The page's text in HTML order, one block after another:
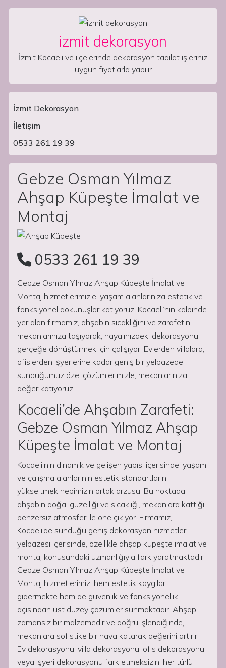
izmit dekorasyon
İzmit Kocaeli ve ilçelerinde dekorasyon tadilat işleriniz
uygun fiyatlarla yapılır
Main Navigation
İzmit Dekorasyon
İletişim
0533 261 19 39
Gebze Osman Yılmaz
Ahşap Küpeşte İmalat ve
Montaj
0533 261 19 39
Gebze Osman Yılmaz Ahşap Küpeşte İmalat ve
Montaj hizmetlerimizle, yaşam alanlarınıza estetik ve
fonksiyonel dokunuşlar katıyoruz. Kocaeli’nin kalbinde
yer alan firmamız, ahşabın sıcaklığını ve zarafetini
mekanlarınıza taşıyarak, hayalinizdeki dekorasyonu
gerçeğe dönüştürmek için çalışıyor. Evlerden villalara,
ofislerden işyerlerine kadar geniş bir yelpazede
sunduğumuz özel çözümlerimizle, mekanlarınıza
değer katıyoruz.
Kocaeli’de Ahşabın Zarafeti:
Gebze Osman Yılmaz Ahşap
Küpeşte İmalat ve Montaj
Kocaeli’nin dinamik ve gelişen yapısı içerisinde, yaşam
ve çalışma alanlarının estetik standartlarını
yükseltmek hepimizin ortak arzusu. Bu noktada,
ahşabın doğal güzelliği ve sıcaklığı, mekanlara kattığı
benzersiz atmosfer ile öne çıkıyor. Firmamız,
Kocaeli’de sunduğu geniş dekorasyon hizmetleri
yelpazesi içerisinde, özellikle ahşap küpeşte imalat ve
montaj konusundaki uzmanlığıyla fark yaratmaktadır.
Gebze Osman Yılmaz Ahşap Küpeşte İmalat ve
Montaj hizmetlerimiz, hem estetik kaygıları
gidermekte hem de güvenlik ve fonksiyonellik
açısından üst düzey çözümler sunmaktadır. Ahşap,
zamansız bir malzemedir ve doğru işlendiğinde,
mekanlara sofistike bir hava katarak değerini artırır.
Ev dekorasyonu, villa dekorasyonu, ofis dekorasyonu
veya işyeri dekorasyonu fark etmeksizin, her türlü